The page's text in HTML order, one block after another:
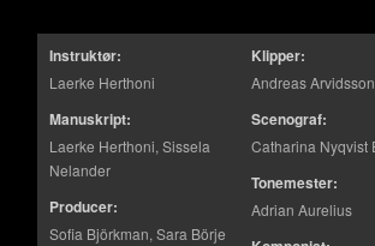
Instruktør:
Laerke Herthoni
Manuskript:
Laerke Herthoni, Sissela
Nelander
Producer:
Sofia Björkman, Sara Börje
Klipper:
Andreas Arvidsson
Scenograf:
Catharina Nyqvist
Tonemester:
Adrian Aurelius